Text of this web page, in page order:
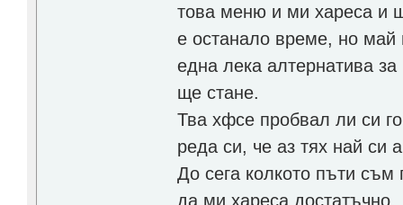
това меню и ми хареса и
е останало време, но май
една лека алтернатива
ще стане.
Тва хфсе пробвал ли си
реда си, че аз тях най си
До сега колкото пъти
да ми хареса достатъчно.